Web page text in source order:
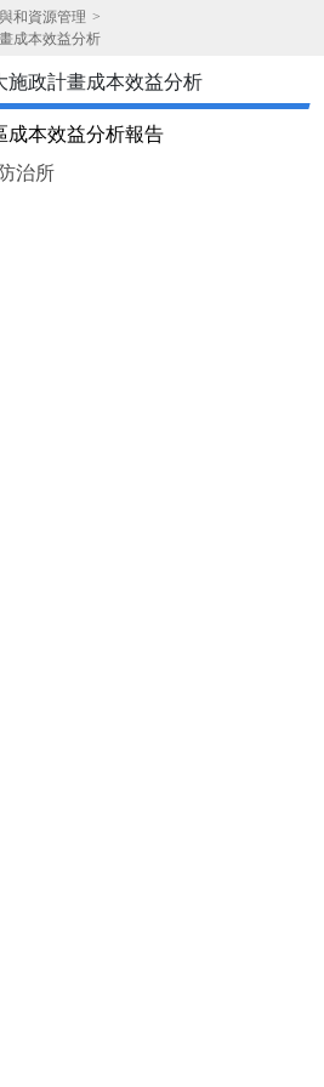
和資源管理
成本效益分析
施政計畫成本效益分析
成本效益分析報告
治所